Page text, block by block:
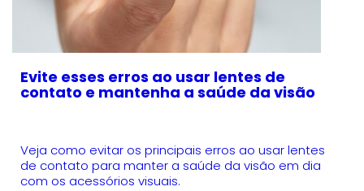
Evite esses erros ao usar lentes de
contato e mantenha a saúde da visão
Veja como evitar os principais erros ao usar lentes
de contato para manter a saúde da visão em dia
com os acessórios visuais.